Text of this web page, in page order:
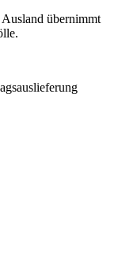
übernimmt